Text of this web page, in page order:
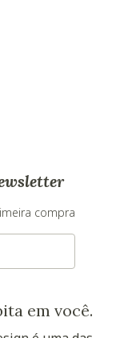
compra
em você.